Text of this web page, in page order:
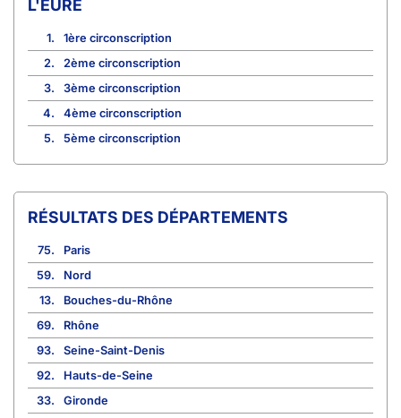
L'EURE
1.
1ère circonscription
2.
2ème circonscription
3.
3ème circonscription
4.
4ème circonscription
5.
5ème circonscription
RÉSULTATS DES DÉPARTEMENTS
75.
Paris
59.
Nord
13.
Bouches-du-Rhône
69.
Rhône
93.
Seine-Saint-Denis
92.
Hauts-de-Seine
33.
Gironde